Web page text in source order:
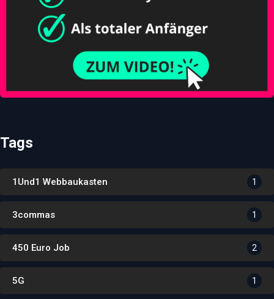
Tags
1Und1 Webbaukasten 1
3commas 1
450 Euro Job 2
5G 1